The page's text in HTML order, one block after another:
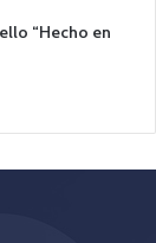
“Hecho en